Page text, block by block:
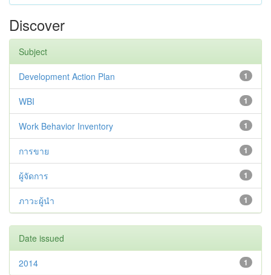
Discover
Subject
1
Development Action Plan
1
WBI
1
Work Behavior Inventory
1
การขาย
1
ผู้จัดการ
1
ภาวะผู้นำ
Date issued
1
2014